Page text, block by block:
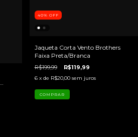
40% OFF
Jaqueta Corta Vento Brothers
Faixa Preta/Branca
R$199,99 R$119,99
6 x de R$20,00 sem juros
COMPRAR